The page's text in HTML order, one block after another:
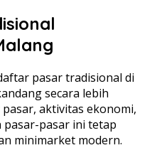
pasar tradisional di
secara lebih
aktivitas ekonomi,
pasar-pasar ini tetap
minimarket modern.